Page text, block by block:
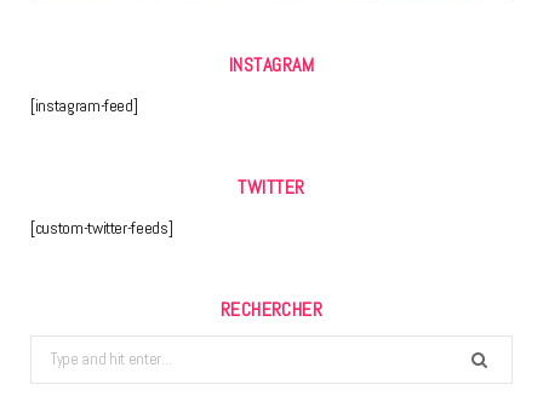
INSTAGRAM
[instagram-feed]
TWITTER
[custom-twitter-feeds]
RECHERCHER
Search
for: